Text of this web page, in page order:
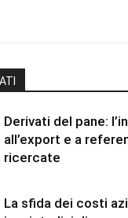
Derivati del pane:
all’export e a
ricercate
La sfida dei costi